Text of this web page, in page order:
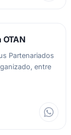
Partenariados
entre